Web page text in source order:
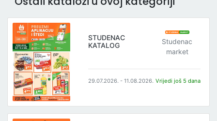
STUDENAC
KATALOG
Studenac
market
29.07.2026. - 11.08.2026. Vrijedi još 5 dana